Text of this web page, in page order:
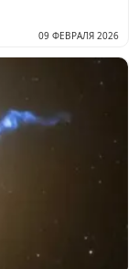
09 ФЕВРАЛЯ 2026